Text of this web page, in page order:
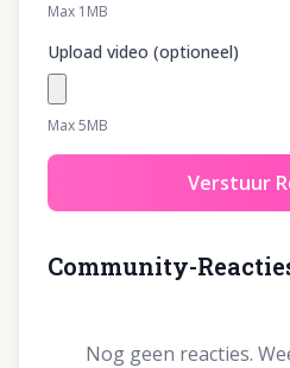
Max 1MB
Upload video (optioneel)
Max 5MB
Verstuur
Community-
Nog geen reacties.